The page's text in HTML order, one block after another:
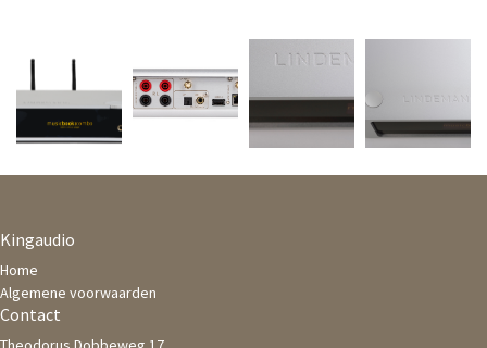
Kingaudio
Home
Algemene voorwaarden
Contact